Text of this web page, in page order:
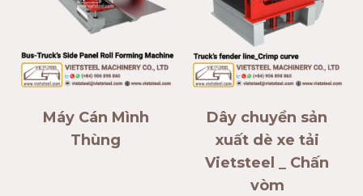
Máy Cán Mình
Thùng
Dây chuyền sản
xuất dè xe tải
Vietsteel _ Chấn
vòm